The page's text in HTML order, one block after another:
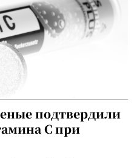
подтвердили
C при